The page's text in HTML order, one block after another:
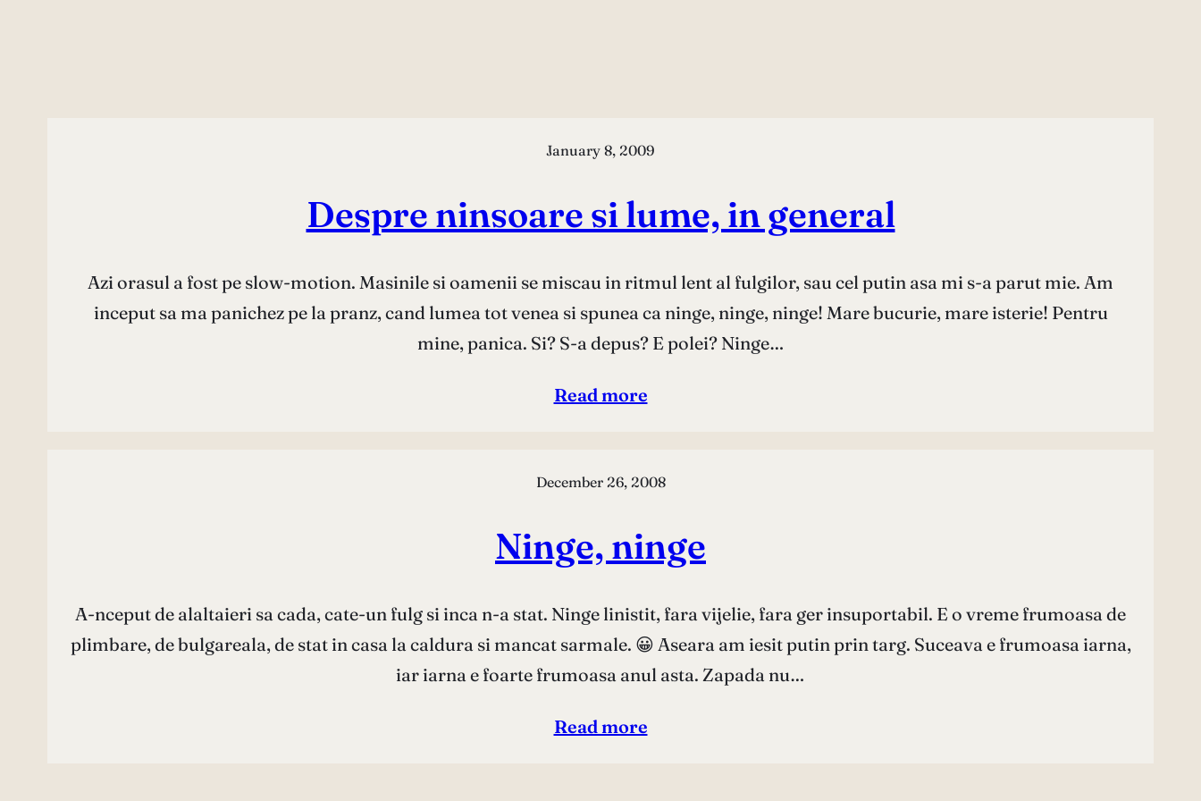
January 8, 2009
Despre ninsoare si lume, in general
Azi orasul a fost pe slow-motion. Masinile si oamenii se miscau in ritmul lent al fulgilor, sau cel putin asa mi s-a parut mie. Am
inceput sa ma panichez pe la pranz, cand lumea tot venea si spunea ca ninge, ninge, ninge! Mare bucurie, mare isterie! Pentru
mine, panica. Si? S-a depus? E polei? Ninge…
Read more
December 26, 2008
Ninge, ninge
A-nceput de alaltaieri sa cada, cate-un fulg si inca n-a stat. Ninge linistit, fara vijelie, fara ger insuportabil. E o vreme frumoasa de
plimbare, de bulgareala, de stat in casa la caldura si mancat sarmale. 😀 Aseara am iesit putin prin targ. Suceava e frumoasa iarna,
iar iarna e foarte frumoasa anul asta. Zapada nu…
Read more